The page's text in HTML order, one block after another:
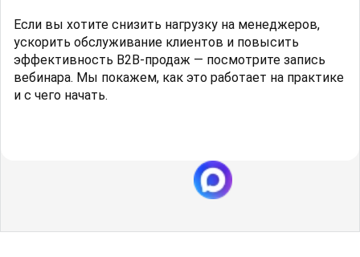
Если вы хотите снизить нагрузку на менеджеров,
ускорить обслуживание клиентов и повысить
эффективность B2B-продаж — посмотрите запись
вебинара. Мы покажем, как это работает на практике
и с чего начать.